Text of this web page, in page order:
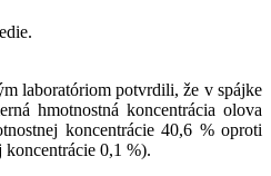
laboratóriom potvrdili, že v spájke
hmotnostná koncentrácia olova
koncentrácie 40,6 % oproti
0,1 %).